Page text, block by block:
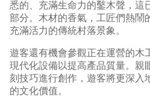
悉的、充滿生命力的鑿木聲，這
部分。木材的香氣，工匠們熱鬧
充滿活力的傳統村落景象。
遊客還有機會參觀正在運營的木
現代化設備以提高產品質量。親
刻技巧進行創作，遊客將更深入
的文化價值。